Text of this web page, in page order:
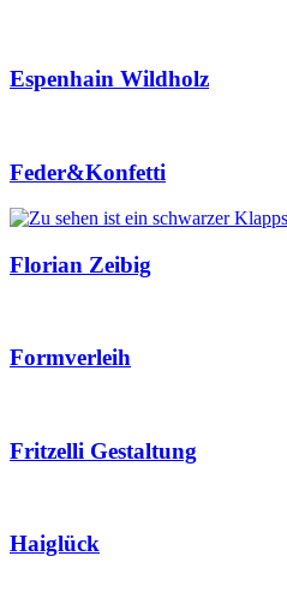
Espenhain Wildholz
Feder&Konfetti
Florian Zeibig
Formverleih
Fritzelli Gestaltung
Haiglück